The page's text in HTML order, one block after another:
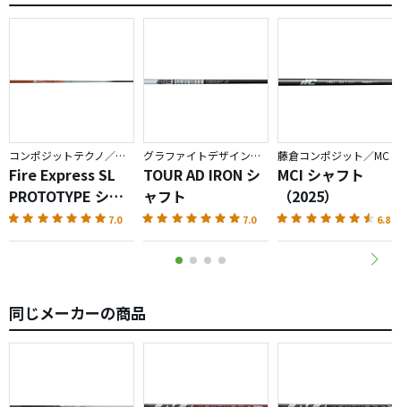
コンポジットテクノ／ファイアーエクスプレス
Fire Express SL
PROTOTYPE シャ
フト
7.0
グラファイトデザイン／TOUR AD
TOUR AD IRON シ
ャフト
7.0
藤倉コンポジット／MC
MCI シャフト
（2025）
6.8
同じメーカーの商品